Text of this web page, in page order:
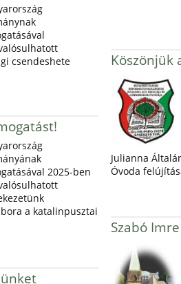
csendeshete
Köszönjük
Julianna
Óvoda
2025-ben
a katalinpusztai
Szabó